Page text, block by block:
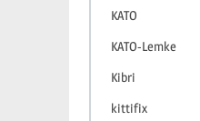
KATO
KATO-Lemke
Kibri
kittifix